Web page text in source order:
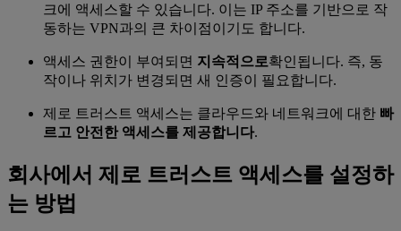
크에 액세스할 수 있습니다. 이는 IP 주소를 기반으로 작
동하는 VPN과의 큰 차이점이기도 합니다.
액세스 권한이 부여되면 지속적으로확인됩니다. 즉, 동
작이나 위치가 변경되면 새 인증이 필요합니다.
제로 트러스트 액세스는 클라우드와 네트워크에 대한 빠
르고 안전한 액세스를 제공합니다.
회사에서 제로 트러스트 액세스를 설정하
는 방법